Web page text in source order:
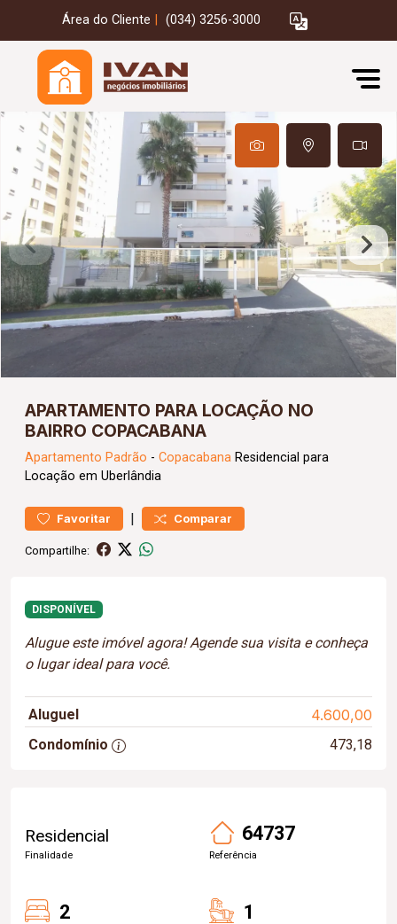
Área do Cliente (034) 3256-3000
APARTAMENTO PARA LOCAÇÃO NO
BAIRRO COPACABANA
Apartamento Padrão - Copacabana Residencial para
Locação em Uberlândia
Favoritar | Comparar
Compartilhe:
DISPONÍVEL
Alugue este imóvel agora! Agende sua visita e conheça
o lugar ideal para você.
Aluguel 4.600,00
Condomínio 473,18
Residencial
Finalidade
64737
Referência
2 1